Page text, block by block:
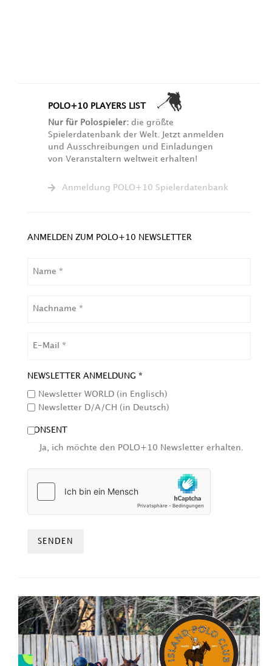
POLO+10 PLAYERS LIST
Nur für Polospieler: die größte
Spielerdatenbank der Welt. Jetzt anmelden
und Ausschreibungen und Einladungen
von Veranstaltern weltweit erhalten!
Anmeldung POLO+10 Spielerdatenbank
ANMELDEN ZUM POLO+10 NEWSLETTER
NEWSLETTER ANMELDUNG *
Newsletter WORLD (in Englisch)
Newsletter D/A/CH (in Deutsch)
CONSENT
Ja, ich möchte den POLO+10 Newsletter erhalten.